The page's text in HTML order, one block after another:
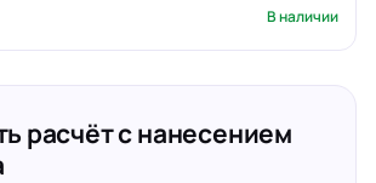
В наличии
расчёт с нанесением